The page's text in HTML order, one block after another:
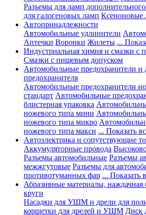
Разъемы для ламп
для галогеновых ламп Ксеноновые
Автопринадлежности
Автомобильные удлинители
Аптечки Воронки Жилеты ...
Индустриальная химия и смазки с
Смазки с пищевым допуском
Автомобильные предохранители и
предохранителя
Автомобильные предохранители
стандарт Автомобильные
блистерная упаковка
ножевого типа мини
ножевого типа микро
ножевого типа макси ... Показать
Автоэлектрика и сопутствующие
Аккумуляторные провода
Разъемы автомобильные Разъемы
межжгутовые Разъемы для
противотуманных фар ... Показать
Абразивные материалы, наждачная
круги
Насадки для УШМ и дрели для
корщетки для дрелей и УШМ Диск